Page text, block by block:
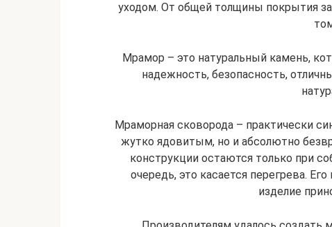
уходом. От общей толщины покрытия
Мрамор – это натуральный камень,
надежность, безопасность,
Мраморная сковорода – практически
жутко ядовитым, но и абсолютно
конструкции остаются только при
очередь, это касается перегрева.
изделие